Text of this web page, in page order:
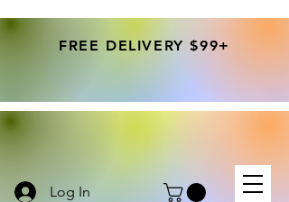
Log In
FREE DELIVERY $99+